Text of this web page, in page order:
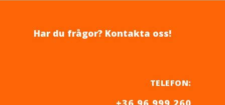
Har du frågor? Kontakta oss!
TELEFON: